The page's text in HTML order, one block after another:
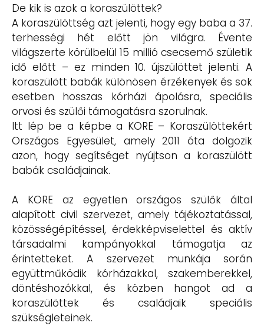
De kik is azok a koraszülöttek?
A koraszülöttség azt jelenti, hogy egy baba a 37.
terhességi hét előtt jön világra. Évente
világszerte körülbelül 15 millió csecsemő születik
idő előtt – ez minden 10. újszülöttet jelenti. A
koraszülött babák különösen érzékenyek és sok
esetben hosszas kórházi ápolásra, speciális
orvosi és szülői támogatásra szorulnak.
Itt lép be a képbe a KORE – Koraszülöttekért
Országos Egyesület, amely 2011 óta dolgozik
azon, hogy segítséget nyújtson a koraszülött
babák családjainak.
A KORE az egyetlen országos szülők által
alapított civil szervezet, amely tájékoztatással,
közösségépítéssel, érdekképviselettel és aktív
társadalmi kampányokkal támogatja az
érintetteket. A szervezet munkája során
együttműködik kórházakkal, szakemberekkel,
döntéshozókkal, és közben hangot ad a
koraszülöttek és családjaik speciális
szükségleteinek.